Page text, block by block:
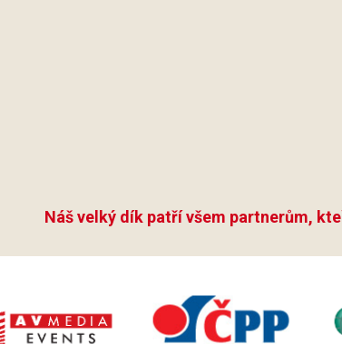
Náš velký dík patří všem partnerům,